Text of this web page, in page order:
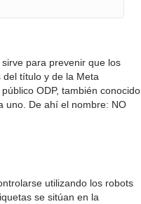
sirve para prevenir que los
del título y de la Meta
ODP, también conocido
uno. De ahí el nombre: NO
utilizando los robots
se sitúan en la